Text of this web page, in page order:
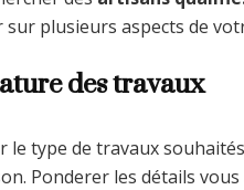
sur plusieurs aspects de
des travaux
le type de travaux
Ponderer les détails